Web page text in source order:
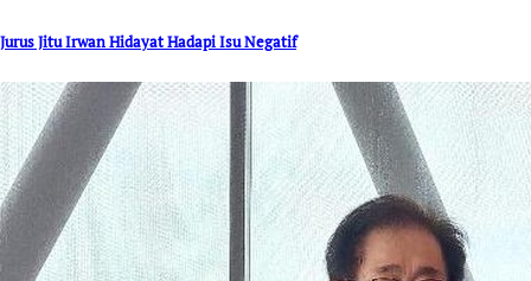
Jurus Jitu Irwan Hidayat Hadapi Isu Negatif